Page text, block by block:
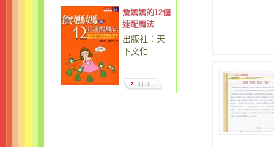
詹媽媽的12個
速配魔法
出版社：天
下文化